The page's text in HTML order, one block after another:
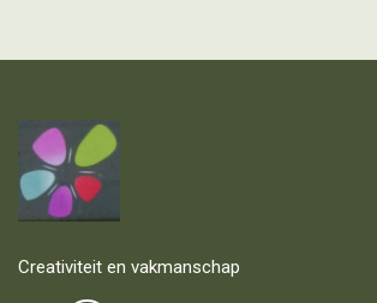
Creativiteit en vakmanschap